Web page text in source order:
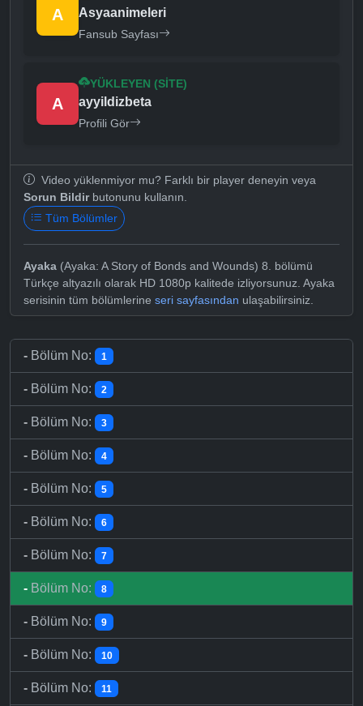
A Asyaanimeleri
Fansub Sayfası
A
YÜKLEYEN (SITE)
ayyildizbeta
Profili Gör
Video yüklenmiyor mu? Farklı bir player deneyin veya
Sorun Bildirbutonunu kullanın.
Tüm Bölümler
Ayaka (Ayaka: A Story of Bonds and Wounds) 8. bölümü
Türkçe altyazılı olarak HD 1080p kalitede izliyorsunuz. Ayaka
serisinin tüm bölümlerine seri sayfasından ulaşabilirsiniz.
- Bölüm No: 1
- Bölüm No: 2
- Bölüm No: 3
- Bölüm No: 4
- Bölüm No: 5
- Bölüm No: 6
- Bölüm No: 7
- Bölüm No: 8
- Bölüm No: 9
- Bölüm No: 10
- Bölüm No: 11